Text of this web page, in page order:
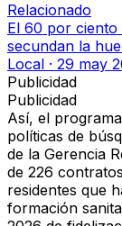
Relacionado
El 60 por ciento
secundan la
Local · 29 may
Publicidad
Publicidad
Así, el
políticas de
de la Gerencia
de 226
residentes que
formación